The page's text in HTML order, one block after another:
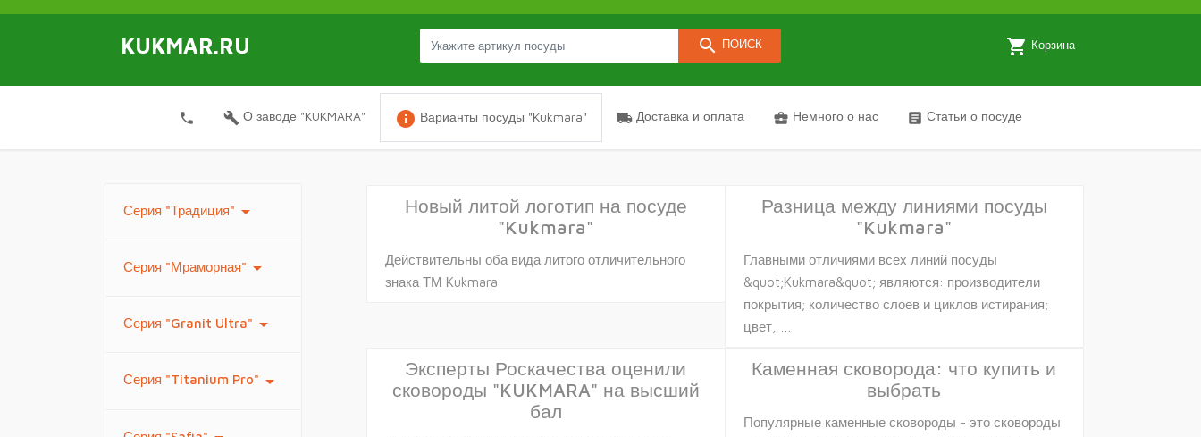
KUKMAR.RU search ПОИСК local_grocery_store Корзина
local_phone build О заводе "KUKMARA" info Варианты посуды "Kukmara" local_shipping Доставка и оплата business_center Немного о нас article Статьи о посуде
Серия "Традиция" arrow_drop_down
Серия "Мраморная" arrow_drop_down
Серия "Granit Ultra" arrow_drop_down
Серия "Titanium Pro" arrow_drop_down
Новый литой логотип на посуде
"Kukmara"
Действительны оба вида литого отличительного
знака ТМ Kukmara
Разница между линиями посуды
"Kukmara"
Главными отличиями всех линий посуды
&quot;Kukmara&quot; являются: производители
покрытия; количество слоев и циклов истирания;
цвет, …
Эксперты Роскачества оценили
сковороды "KUKMARA" на высший
бал
Каменная сковорода: что купить и
выбрать
Популярные каменные сковороды - это сковороды